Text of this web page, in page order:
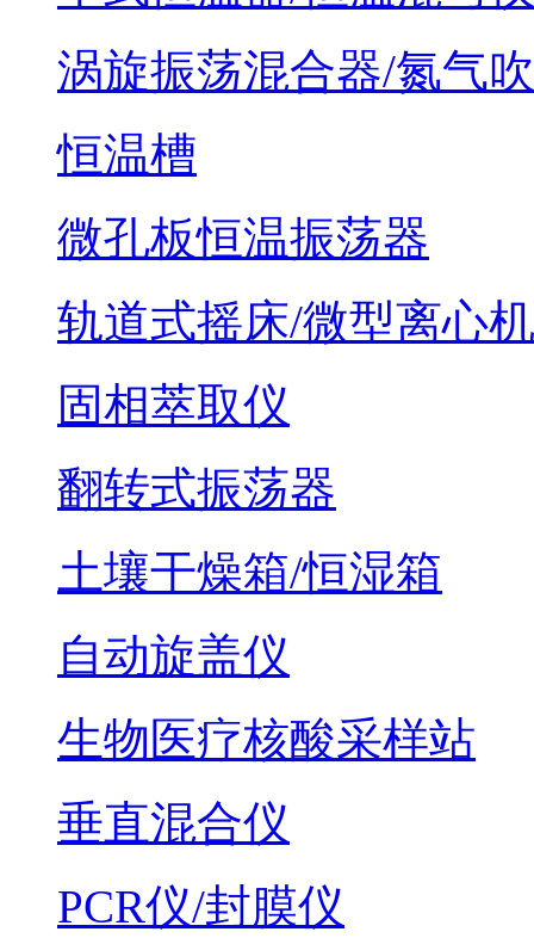
涡旋振荡混合器/氮气
恒温槽
微孔板恒温振荡器
轨道式摇床/微型离心机
固相萃取仪
翻转式振荡器
土壤干燥箱/恒湿箱
自动旋盖仪
生物医疗核酸采样站
垂直混合仪
PCR仪/封膜仪